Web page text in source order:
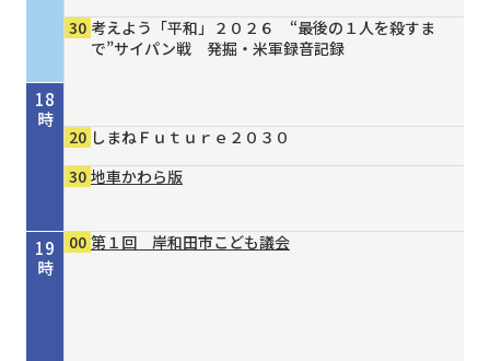
18
時
19
時
30 考えよう「平和」２０２６ “最後の１人を殺すま
で”サイパン戦 発掘・米軍録音記録
20 しまねＦｕｔｕｒｅ２０３０
30 地車かわら版
00 第１回 岸和田市こども議会